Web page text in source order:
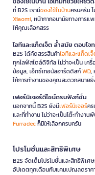
ที่ B2S เรามีของใช้ในบ้านครบครัน
Xiaomi, หน้ากากอนามัยทางการแ
ให้คุณเลือกสรร
ไอทีและแก็ดเจ็ต ล้ำสมัย ตอบโ
B2S ได้คัดสรรสินค้าไอทีและแก็ดเ
ทุกไลฟ์สไตล์ดิจิทัล ไม่ว่าจะเป็น เครื่
ข้อมูล, เอ็กซ์เทอนัลฮาร์ดดิสก์WD,
ให้การทำงานของคุณสะดวกสบาย
เฟอร์นิเจอร์ดีไซน์ครบฟังก์ชั่น
นอกจากนี้ B2S ยังมีเฟอร์นิเจอร์ค
และที่ทำงาน ไม่ว่าจะเป็นโต๊ะทำงา
Furradecก็มีให้เลือกครบครัน
โปรโมชั่นและสิทธิพิเศษ
B2S จัดเต็มโปรโมชั่นและสิทธิพิเ
อัปเดตทุกเดือนกับแคมเปญลดราค